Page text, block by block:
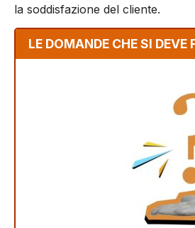
la soddisfazione del cliente.
LE DOMANDE CHE SI DEVE